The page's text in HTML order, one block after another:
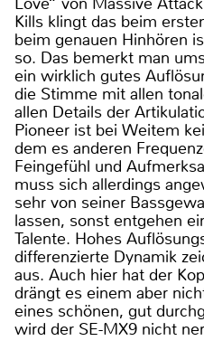
Kills klingt das beim
beim genauen Hinhören
so. Das bemerkt man
ein wirklich gutes
die Stimme mit allen
allen Details der
Pioneer ist bei Weitem
dem es anderen
Feingefühl und
muss sich allerdings
sehr von seiner
lassen, sonst entgehen
Talente. Hohes
differenzierte Dynamik
aus. Auch hier hat der
drängt es einem aber
eines schönen, gut
wird der SE-MX9 nicht